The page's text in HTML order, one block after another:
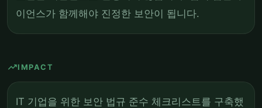
이언스가 함께해야 진정한 보안이 됩니다.
trending_upIMPACT
IT 기업을 위한 보안 법규 준수 체크리스트를 구축했